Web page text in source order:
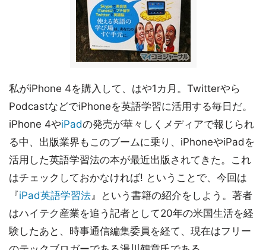
私がiPhone 4を購入して、はや1カ月。Twitterやら
PodcastなどでiPhoneを英語学習に活用する毎日だ。
iPhone 4やiPadの発売が華々しくメディアで報じられ
る中、出版業界もこのブームに乗り、iPhoneやiPadを
活用した英語学習法の本が最近出版されてきた。これ
はチェックしておかなければ! ということで、今回は
『iPad英語学習法』という書籍の紹介をしよう。著者
はハイテク産業を追う記者として20年の米国生活を経
験したあと、時事通信編集委員を経て、現在はフリー